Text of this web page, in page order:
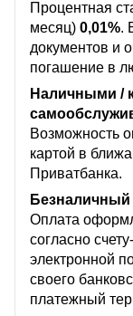
Процентная
месяц) 0,01%.
документов и
погашение в
Наличными /
Возможность
картой в
Приватбанка.
Безналичный
Оплата
согласно
электронной
своего
платежный